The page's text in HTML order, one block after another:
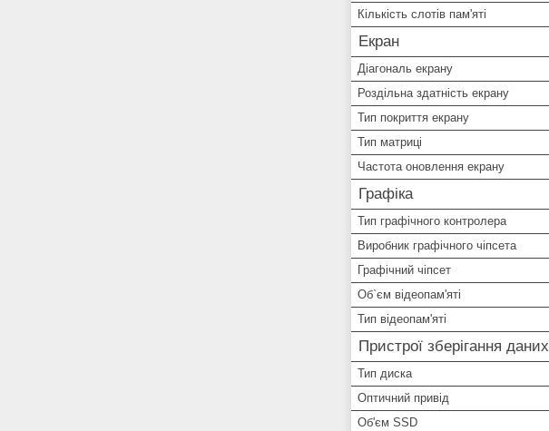
Кількість слотів пам'яті
Екран
Діагональ екрану
Роздільна здатність екрану
Тип покриття екрану
Тип матриці
Частота оновлення екрану
Графіка
Тип графічного контролера
Виробник графічного чіпсета
Графічний чіпсет
Об`єм відеопам'яті
Тип відеопам'яті
Пристрої зберігання даних
Тип диска
Оптичний привід
Об'єм SSD